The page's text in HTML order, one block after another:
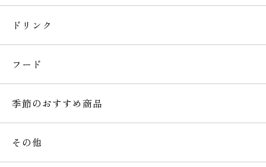
ドリンク
フード
季節のおすすめ商品
その他